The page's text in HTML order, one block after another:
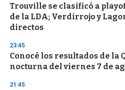
Trouville se clasificó a
de la LDA; Verdirrojo y
directos
23:45
Conocé los resultados de la
nocturna del viernes 7 de
21:45